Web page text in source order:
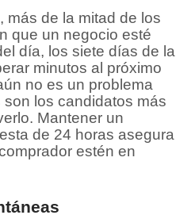
más de la mitad de los
que un negocio esté
día, los siete días de la
minutos al próximo
no es un problema
los candidatos más
Mantener un
de 24 horas asegura
estén en